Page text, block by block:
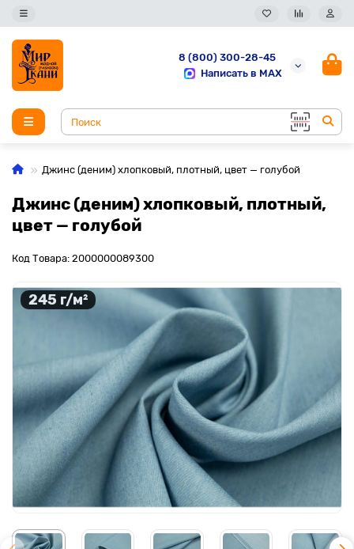
8 (800) 300-28-45
Написать в MAX
Джинс (деним) хлопковый, плотный, цвет — голубой
Джинс (деним) хлопковый, плотный,
цвет — голубой
Код Товара: 2000000089300
245 г/м²